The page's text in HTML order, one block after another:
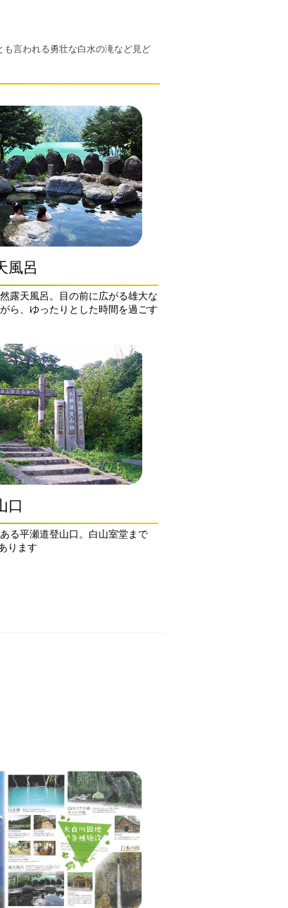
言われる勇壮な白水の滝など見ど
風呂
露天風呂。目の前に広がる雄大な
ら、ゆったりとした時間を過ごす
口
る平瀬道登山口。白山室堂まで
ります